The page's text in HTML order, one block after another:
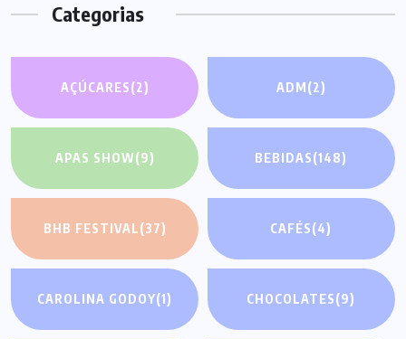
Categorias
AÇÚCARES(2) ADM(2)
APAS SHOW(9) BEBIDAS(148)
BHB FESTIVAL(37) CAFÉS(4)
CAROLINA GODOY(1) CHOCOLATES(9)